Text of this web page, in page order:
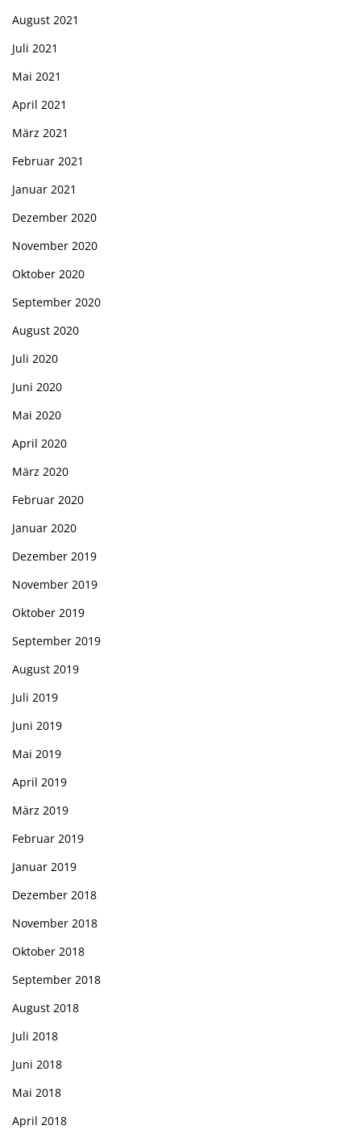
August 2021
Juli 2021
Mai 2021
April 2021
März 2021
Februar 2021
Januar 2021
Dezember 2020
November 2020
Oktober 2020
September 2020
August 2020
Juli 2020
Juni 2020
Mai 2020
April 2020
März 2020
Februar 2020
Januar 2020
Dezember 2019
November 2019
Oktober 2019
September 2019
August 2019
Juli 2019
Juni 2019
Mai 2019
April 2019
März 2019
Februar 2019
Januar 2019
Dezember 2018
November 2018
Oktober 2018
September 2018
August 2018
Juli 2018
Juni 2018
Mai 2018
April 2018